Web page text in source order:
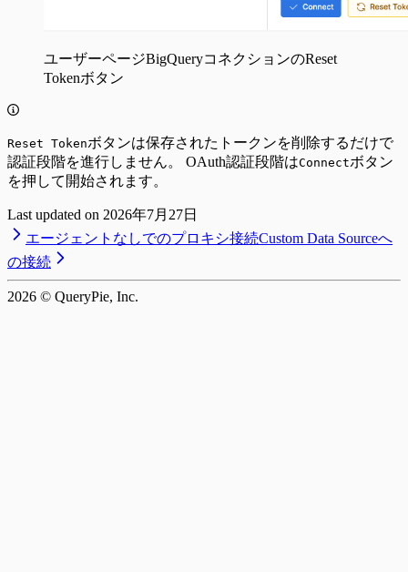
ユーザーページBigQueryコネクションのReset
Tokenボタン
Reset Tokenボタンは保存されたトークンを削除するだけで
認証段階を進行しません。 OAuth認証段階はConnectボタン
を押して開始されます。
Last updated on 2026年7月27日
エージェントなしでのプロキシ接続Custom Data Sourceへ
の接続
2026 © QueryPie, Inc.